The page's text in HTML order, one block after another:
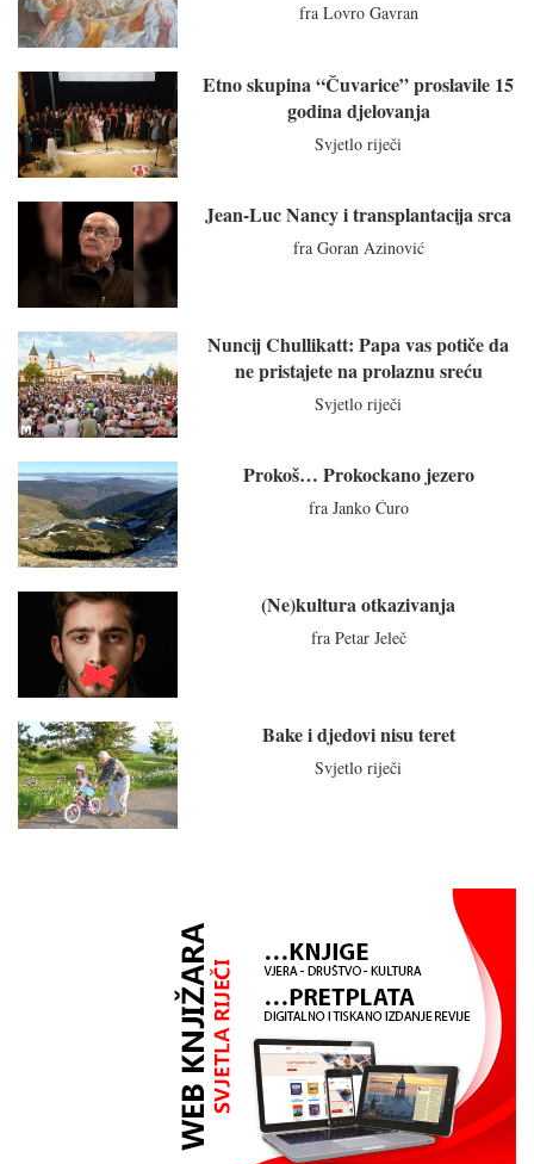
fra Lovro Gavran
Etno skupina “Čuvarice” proslavile 15
godina djelovanja
Svjetlo riječi
Jean-Luc Nancy i transplantacija srca
fra Goran Azinović
Nuncij Chullikatt: Papa vas potiče da
ne pristajete na prolaznu sreću
Svjetlo riječi
Prokoš… Prokockano jezero
fra Janko Ćuro
(Ne)kultura otkazivanja
fra Petar Jeleč
Bake i djedovi nisu teret
Svjetlo riječi